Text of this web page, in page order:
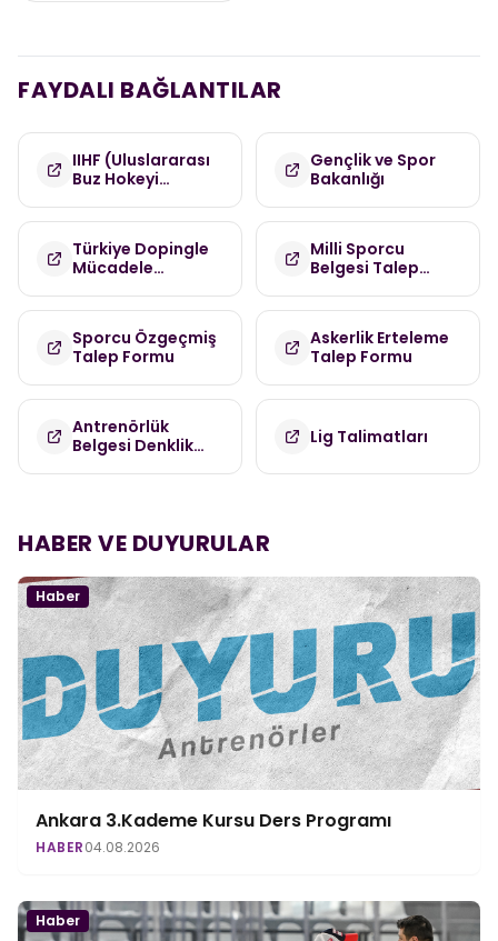
FAYDALI BAĞLANTILAR
IIHF (Uluslararası
Buz Hokeyi
Gençlik ve Spor
Bakanlığı
Türkiye Dopingle
Mücadele
(TDMK)
Milli Sporcu
Belgesi Talep
Sporcu Özgeçmiş
Talep Formu
Askerlik Erteleme
Talep Formu
Antrenörlük
Belgesi Denklik
Lig Talimatları
HABER VE DUYURULAR
Haber
Ankara 3.Kademe Kursu Ders Programı
HABER04.08.2026
Haber